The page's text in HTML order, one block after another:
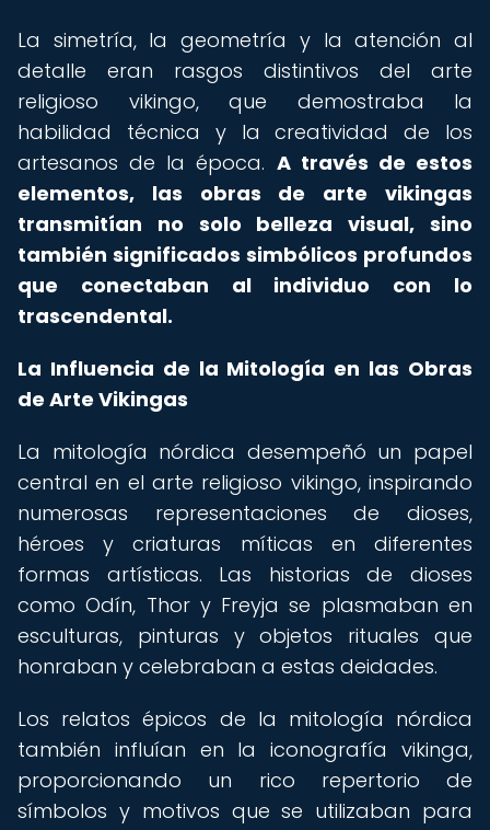
La simetría, la geometría y la atención al
detalle eran rasgos distintivos del arte
religioso vikingo, que demostraba la
habilidad técnica y la creatividad de los
artesanos de la época. A través de estos
elementos, las obras de arte vikingas
transmitían no solo belleza visual, sino
también significados simbólicos profundos
que conectaban al individuo con lo
trascendental.
La Influencia de la Mitología en las Obras
de Arte Vikingas
La mitología nórdica desempeñó un papel
central en el arte religioso vikingo, inspirando
numerosas representaciones de dioses,
héroes y criaturas míticas en diferentes
formas artísticas. Las historias de dioses
como Odín, Thor y Freyja se plasmaban en
esculturas, pinturas y objetos rituales que
honraban y celebraban a estas deidades.
Los relatos épicos de la mitología nórdica
también influían en la iconografía vikinga,
proporcionando un rico repertorio de
símbolos y motivos que se utilizaban para